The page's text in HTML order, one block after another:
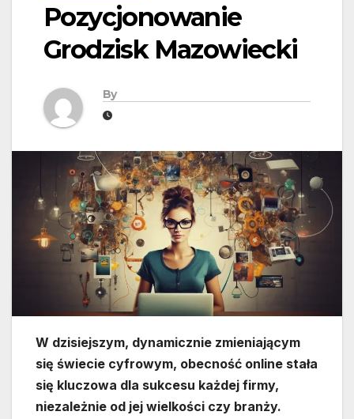
Pozycjonowanie
Grodzisk Mazowiecki
By
W dzisiejszym, dynamicznie zmieniającym
się świecie cyfrowym, obecność online stała
się kluczowa dla sukcesu każdej firmy,
niezależnie od jej wielkości czy branży.